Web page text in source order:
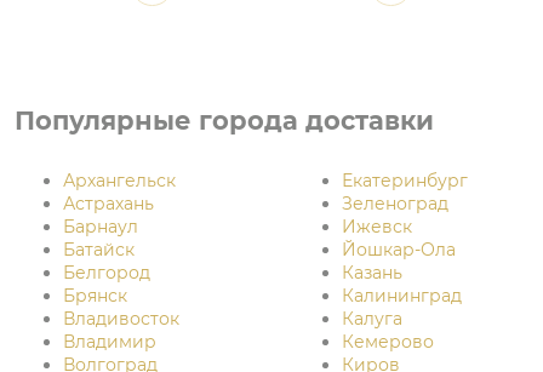
Популярные города доставки
Архангельск
Астрахань
Барнаул
Батайск
Белгород
Брянск
Владивосток
Владимир
Волгоград
Екатеринбург
Зеленоград
Ижевск
Йошкар-Ола
Казань
Калининград
Калуга
Кемерово
Киров